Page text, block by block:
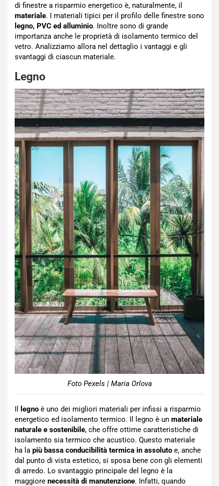
di finestre a risparmio energetico è, naturalmente, il
materiale. I materiali tipici per il profilo delle finestre sono
legno, PVC ed alluminio. Inoltre sono di grande
importanza anche le proprietà di isolamento termico del
vetro. Analizziamo allora nel dettaglio i vantaggi e gli
svantaggi di ciascun materiale.
Legno
Foto Pexels | Maria Orlova
Il legno è uno dei migliori materiali per infissi a risparmio
energetico ed isolamento termico. Il legno è un materiale
naturale e sostenibile, che offre ottime caratteristiche di
isolamento sia termico che acustico. Questo materiale
ha la più bassa conducibilità termica in assoluto e, anche
dal punto di vista estetico, si sposa bene con gli elementi
di arredo. Lo svantaggio principale del legno è la
maggiore necessità di manutenzione. Infatti, quando